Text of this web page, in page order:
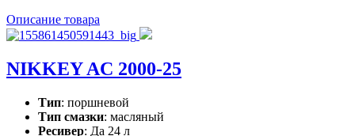
Описание товара
NIKKEY AC 2000-25
Тип: поршневой
Тип смазки: масляный
Ресивер: Да 24 л